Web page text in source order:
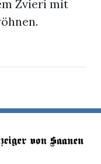
Zvieri mit